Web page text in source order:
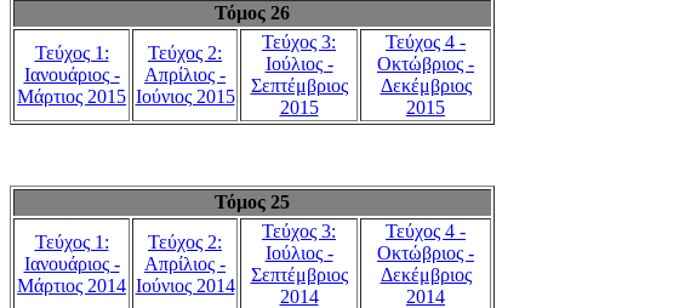
Τόμος 26
Τεύχος 1:
Ιανουάριος -
Μάρτιος 2015
Τεύχος 2:
Απρίλιος -
Ιούνιος 2015
Τεύχος 3:
Ιούλιος -
Σεπτέμβριος
2015
Τεύχος 4 -
Οκτώβριος -
Δεκέμβριος
2015
Τόμος 25
Τεύχος 1:
Ιανουάριος -
Μάρτιος 2014
Τεύχος 2:
Απρίλιος -
Ιούνιος 2014
Τεύχος 3:
Ιούλιος -
Σεπτέμβριος
2014
Τεύχος 4 -
Οκτώβριος -
Δεκέμβριος
2014